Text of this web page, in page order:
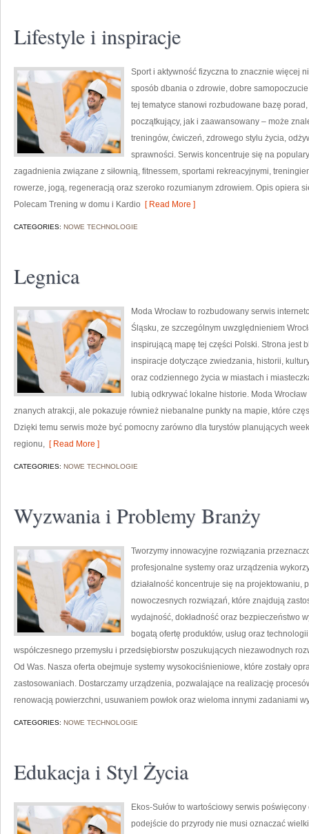
Lifestyle i inspiracje
Sport i aktywność fizyczna to znacznie więcej
sposób dbania o zdrowie, dobre
tej tematyce stanowi rozbudowane bazę
początkujący, jak i zaawansowany – może
treningów, ćwiczeń, zdrowego stylu życia,
sprawności. Serwis koncentruje się na
zagadnienia związane z siłownią, fitnessem, sportami rekreacyjnymi,
rowerze, jogą, regeneracją oraz szeroko rozumianym zdrowiem. Opis opiera
Polecam Trening w domu i Kardio [ Read More ]
CATEGORIES: NOWE TECHNOLOGIE
Legnica
Moda Wrocław to rozbudowany serwis
Śląsku, ze szczególnym uwzględnieniem
inspirującą mapę tej części Polski. Strona jest
inspiracje dotyczące zwiedzania, historii,
oraz codziennego życia w miastach i
lubią odkrywać lokalne historie. Moda
znanych atrakcji, ale pokazuje również niebanalne punkty na mapie, które
Dzięki temu serwis może być pomocny zarówno dla turystów planujących
regionu, [ Read More ]
CATEGORIES: NOWE TECHNOLOGIE
Wyzwania i Problemy Branży
Tworzymy innowacyjne rozwiązania
profesjonalne systemy oraz urządzenia
działalność koncentruje się na projektowaniu,
nowoczesnych rozwiązań, które znajdują
wydajność, dokładność oraz bezpieczeństwo
bogatą ofertę produktów, usług oraz
współczesnego przemysłu i przedsiębiorstw poszukujących niezawodnych
Od Was. Nasza oferta obejmuje systemy wysokociśnieniowe, które zostały
zastosowaniach. Dostarczamy urządzenia, pozwalające na realizację
renowacją powierzchni, usuwaniem powłok oraz wieloma innymi zadaniami
CATEGORIES: NOWE TECHNOLOGIE
Edukacja i Styl Życia
Ekos-Sułów to wartościowy serwis
podejście do przyrody nie musi oznaczać